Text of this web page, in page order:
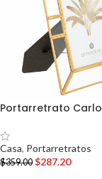
Portarretrato Carlo
Casa, Portarretratos
$359.00 $287.20